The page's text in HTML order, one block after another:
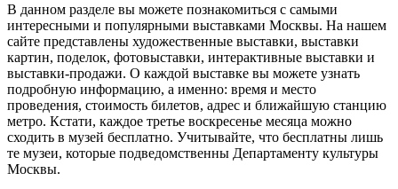
В данном разделе вы можете познакомиться с самыми
интересными и популярными выставками Москвы. На нашем
сайте представлены художественные выставки, выставки
картин, поделок, фотовыставки, интерактивные выставки и
выставки-продажи. О каждой выставке вы можете узнать
подробную информацию, а именно: время и место
проведения, стоимость билетов, адрес и ближайшую станцию
метро. Кстати, каждое третье воскресенье месяца можно
сходить в музей бесплатно. Учитывайте, что бесплатны лишь
те музеи, которые подведомственны Департаменту культуры
Москвы.